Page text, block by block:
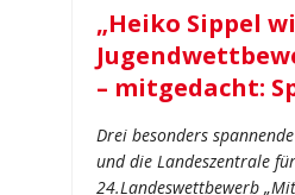
„Heiko Sippel
– mitgedacht:
Drei besonders
und die Landeszentrale
24.Landeswettbewerb